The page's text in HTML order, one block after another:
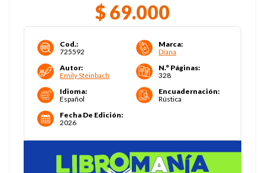
$ 69.000
Cod.:
725592
Marca:
Diana
Autor:
Emily Steinbach
N.° Páginas:
328
Idioma:
Español
Encuadernación:
Rústica
Fecha De Edición:
2026